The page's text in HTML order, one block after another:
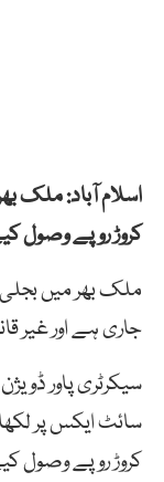
کروڑ روپے وصول
ملک بھر میں
جاری ہے اور غیر
سیکرٹری پاور
کروڑ روپے وصول